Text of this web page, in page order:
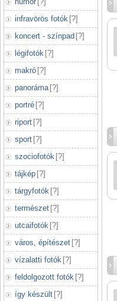
infravörös fotók [?]
koncert - színpad [?]
légifotók [?]
makró [?]
panoráma [?]
portré [?]
riport [?]
sport [?]
szociofotók [?]
tájkép [?]
tárgyfotók [?]
természet [?]
utcaifotók [?]
város, építészet [?]
vízalatti fotók [?]
feldolgozott fotók [?]
így készült [?]